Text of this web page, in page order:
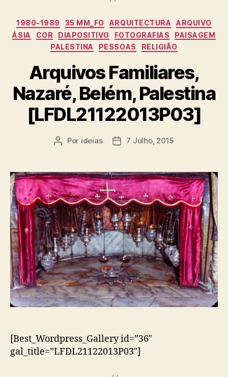
Categorias
1980-1989 35 MM_FO ARQUITECTURA
ARQUIVO
ÁSIA
COR DIAPOSITIVO FOTOGRAFIAS
PAISAGEM
PALESTINA
PESSOAS RELIGIÃO
Arquivos Familiares,
Nazaré, Belém, Palestina
[LFDL21122013P03]
Autor
Por ideias
Data7 Julho, 2015
[Best_Wordpress_Gallery id=”36″
gal_title=”LFDL21122013P03″]